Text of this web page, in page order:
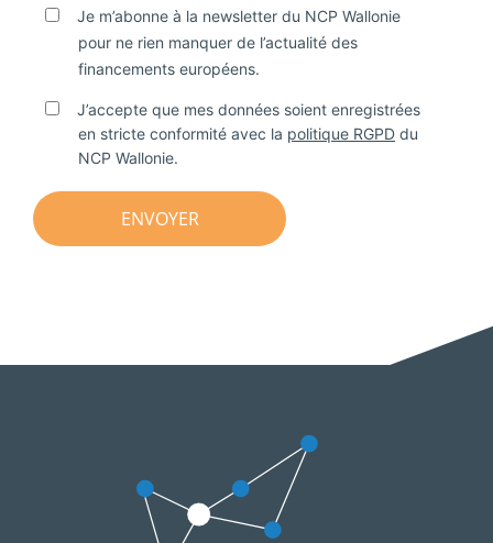
Je m’abonne à la newsletter du NCP Wallonie
pour ne rien manquer de l’actualité des
financements européens.
J’accepte que mes données soient enregistrées
en stricte conformité avec la politique RGPD du
NCP Wallonie.